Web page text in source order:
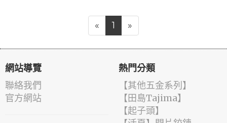
« 1 »
網站導覽
聯絡我們
官方網站
熱門分類
【其他五金系列】
【田島Tajima】
【起子頭】